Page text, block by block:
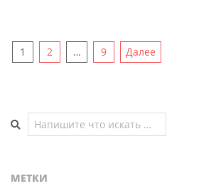
Пагинация
1 2 … 9 Далее
Поиск
МЕТКИ